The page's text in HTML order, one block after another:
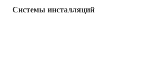
Системы инсталляций